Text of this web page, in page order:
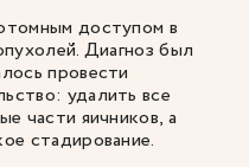
доступом в
Диагноз был
провести
удалить все
части яичников, а
стадирование.